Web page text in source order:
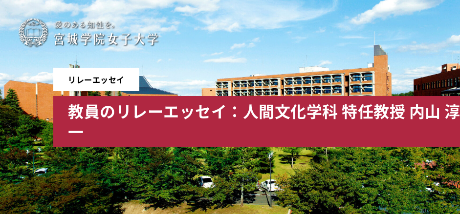
宮
城
学
院
女
子
大
学
リレーエッセイ
教員のリレーエッセイ：人間文化学科 特任教授 内山 淳
一